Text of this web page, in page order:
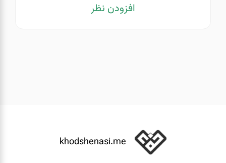
افزودن نظر
khodshenasi.me